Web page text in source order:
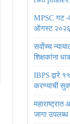
MPSC गट -क
ऑगस्ट २०२६
सर्वोच्च
शिक्षकांना
IBPS द्वारे
करण्याची
जागा